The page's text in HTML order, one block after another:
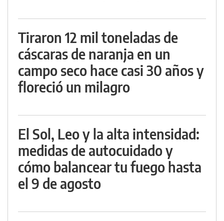
Tiraron 12 mil toneladas de
cáscaras de naranja en un
campo seco hace casi 30 años y
floreció un milagro
El Sol, Leo y la alta intensidad:
medidas de autocuidado y
cómo balancear tu fuego hasta
el 9 de agosto